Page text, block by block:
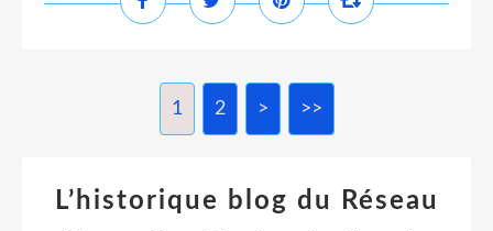
1 2 > >>
L’historique blog du Réseau